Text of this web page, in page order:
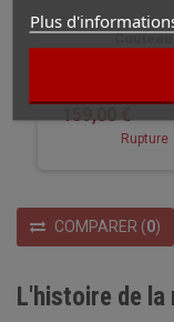
Plus
159,00 €
Rupture
COMPARER (0)
L'histoire de la